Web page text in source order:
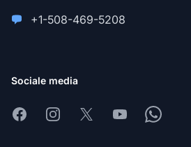
+1-508-469-5208
Sociale media
FacebookInstagram
X YoutubeWhatsapp